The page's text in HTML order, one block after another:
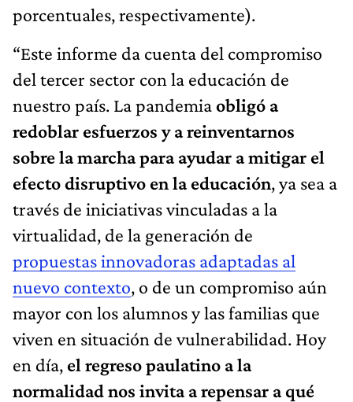
porcentuales, respectivamente).
“Este informe da cuenta del compromiso
del tercer sector con la educación de
nuestro país. La pandemiaobligó a
redoblar esfuerzos y a reinventarnos
sobre la marcha para ayudar a mitigar el
efecto disruptivo en la educación, ya sea a
través de iniciativas vinculadas a la
virtualidad, de la generación de
propuestas innovadoras adaptadas al
nuevo contexto, o de un compromiso aún
mayor con los alumnos y las familias que
viven en situación de vulnerabilidad. Hoy
en día, el regreso paulatino a la
normalidad nos invita a repensar a qué